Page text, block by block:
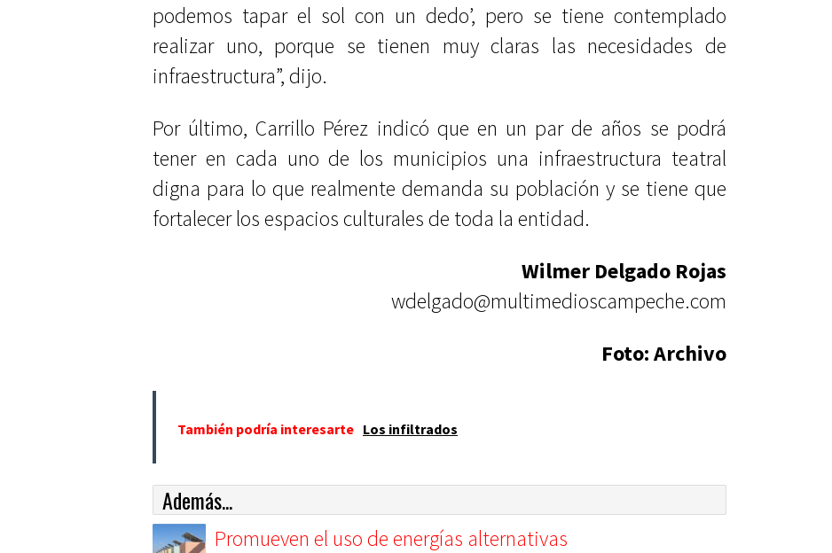
podemos tapar el sol con un dedo’, pero se tiene contemplado
realizar uno, porque se tienen muy claras las necesidades de
infraestructura”, dijo.
Por último, Carrillo Pérez indicó que en un par de años se podrá
tener en cada uno de los municipios una infraestructura teatral
digna para lo que realmente demanda su población y se tiene que
fortalecer los espacios culturales de toda la entidad.
Wilmer Delgado Rojas
wdelgado@multimedioscampeche.com
Foto: Archivo
También podría interesarte Los infiltrados
Además...
Promueven el uso de energías alternativas